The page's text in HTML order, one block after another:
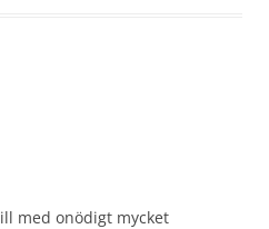
med onödigt mycket